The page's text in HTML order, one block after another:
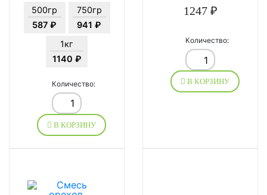
500гр
587 ₽
750гр
941 ₽
1кг
1140 ₽
Количество:
В КОРЗИНУ
1247 ₽
Количество:
В КОРЗИНУ